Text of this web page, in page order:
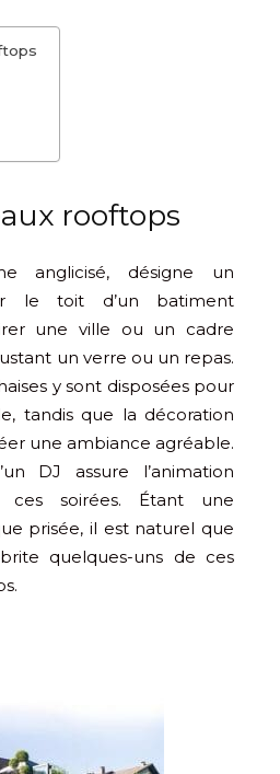
rooftops
anglicisé, désigne un
le toit d’un batiment
une ville ou un cadre
un verre ou un repas.
y sont disposées pour
tandis que la décoration
une ambiance agréable.
DJ assure l’animation
ces soirées. Étant une
prisée, il est naturel que
quelques-uns de ces